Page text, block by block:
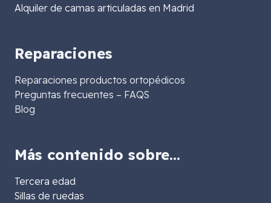
Alquiler de camas articuladas en Madrid
Reparaciones
Reparaciones productos ortopédicos
Preguntas frecuentes – FAQS
Blog
Más contenido sobre…
Tercera edad
Sillas de ruedas